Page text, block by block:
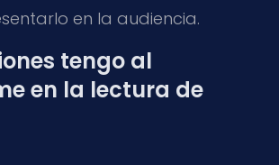
en la audiencia.
tengo al
en la lectura de